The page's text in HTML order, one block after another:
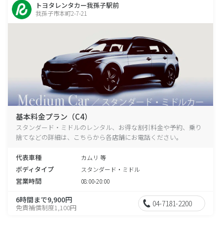
トヨタレンタカー我孫子駅前
我孫子市本町2-7-21
基本料金プラン（C4）
スタンダード・ミドルのレンタル、お得な割引料金や予約、乗り
捨てなどの詳細は、こちらから各店舗にお電話ください。
代表車種 カムリ 等
ボディタイプ スタンダード・ミドル
営業時間 08:00-20:00
6時間まで9,900円
免責補償制度1,100円 04-7181-2200